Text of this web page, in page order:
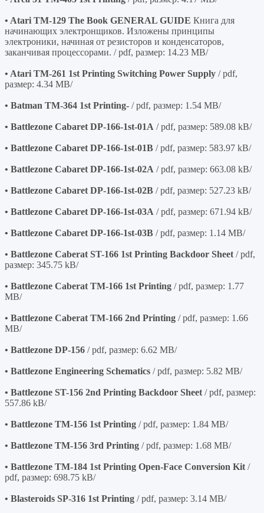
• Atari TM-129 The Book GENERAL GUIDE Книга для
начинающих электронщиков. Изложены принципы
электроники, начиная от резисторов и конденсаторов,
заканчивая процессорами. / pdf, размер: 14.23 MB/
• Atari TM-261 1st Printing Switching Power Supply / pdf,
размер: 4.34 MB/
• Batman TM-364 1st Printing- / pdf, размер: 1.54 MB/
• Battlezone Cabaret DP-166-1st-01A / pdf, размер: 589.08 kB/
• Battlezone Cabaret DP-166-1st-01B / pdf, размер: 583.97 kB/
• Battlezone Cabaret DP-166-1st-02A / pdf, размер: 663.08 kB/
• Battlezone Cabaret DP-166-1st-02B / pdf, размер: 527.23 kB/
• Battlezone Cabaret DP-166-1st-03A / pdf, размер: 671.94 kB/
• Battlezone Cabaret DP-166-1st-03B / pdf, размер: 1.14 MB/
• Battlezone Caberat ST-166 1st Printing Backdoor Sheet/ pdf,
размер: 345.75 kB/
• Battlezone Caberat TM-166 1st Printing / pdf, размер: 1.77
MB/
• Battlezone Caberat TM-166 2nd Printing / pdf, размер: 1.66
MB/
• Battlezone DP-156 / pdf, размер: 6.62 MB/
• Battlezone Engineering Schematics / pdf, размер: 5.82 MB/
• Battlezone ST-156 2nd Printing Backdoor Sheet/ pdf, размер:
557.86 kB/
• Battlezone TM-156 1st Printing / pdf, размер: 1.84 MB/
• Battlezone TM-156 3rd Printing / pdf, размер: 1.68 MB/
• Battlezone TM-184 1st Printing Open-Face Conversion Kit/
pdf, размер: 698.75 kB/
• Blasteroids SP-316 1st Printing / pdf, размер: 3.14 MB/